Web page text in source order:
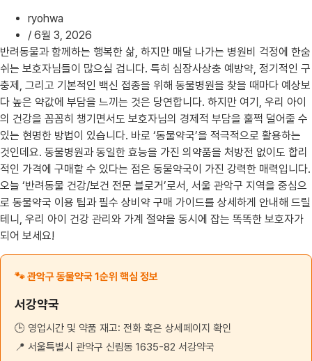
ryohwa
/ 6월 3, 2026
반려동물과 함께하는 행복한 삶, 하지만 매달 나가는 병원비 걱정에 한숨
쉬는 보호자님들이 많으실 겁니다. 특히 심장사상충 예방약, 정기적인 구
충제, 그리고 기본적인 백신 접종을 위해 동물병원을 찾을 때마다 예상보
다 높은 약값에 부담을 느끼는 것은 당연합니다. 하지만 여기, 우리 아이
의 건강을 꼼꼼히 챙기면서도 보호자님의 경제적 부담을 훌쩍 덜어줄 수
있는 현명한 방법이 있습니다. 바로 ‘동물약국’을 적극적으로 활용하는
것인데요. 동물병원과 동일한 효능을 가진 의약품을 처방전 없이도 합리
적인 가격에 구매할 수 있다는 점은 동물약국이 가진 강력한 매력입니다.
오늘 ‘반려동물 건강/보건 전문 블로거’로서, 서울 관악구 지역을 중심으
로 동물약국 이용 팁과 필수 상비약 구매 가이드를 상세하게 안내해 드릴
테니, 우리 아이 건강 관리와 가계 절약을 동시에 잡는 똑똑한 보호자가
되어 보세요!
🐾 관악구 동물약국 1순위 핵심 정보
서강약국
🕒 영업시간 및 약품 재고: 전화 혹은 상세페이지 확인
📍 서울특별시 관악구 신림동 1635-82 서강약국